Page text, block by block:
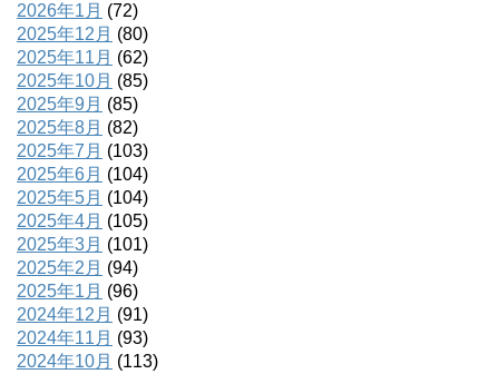
2026年1月 (72)
2025年12月 (80)
2025年11月 (62)
2025年10月 (85)
2025年9月 (85)
2025年8月 (82)
2025年7月 (103)
2025年6月 (104)
2025年5月 (104)
2025年4月 (105)
2025年3月 (101)
2025年2月 (94)
2025年1月 (96)
2024年12月 (91)
2024年11月 (93)
2024年10月 (113)